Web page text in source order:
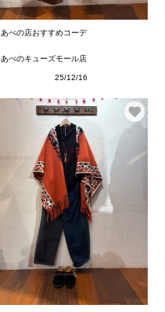
あべの店おすすめコーデ
あべのキューズモール店
25/12/16